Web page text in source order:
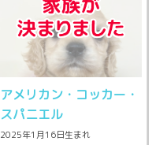
アメリカン・コッカー・
スパニエル
2025年1月16日生まれ